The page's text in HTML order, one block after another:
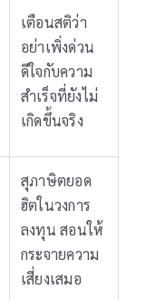
เตือนสติว่า
อย่าเพิ่งด่วน
ดีใจกับความ
สำเร็จที่ยังไม่
เกิดขึ้นจริง
สุภาษิตยอด
ฮิตในวงการ
ลงทุน สอนให้
กระจายความ
เสี่ยงเสมอ